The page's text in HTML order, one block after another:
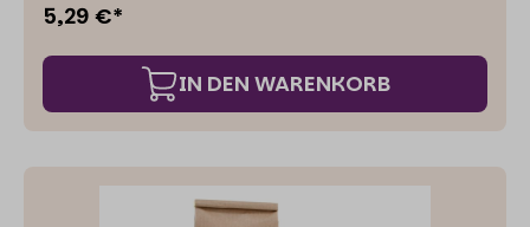
Mineralstofflieferant. Unter anderem enthält die
Kupfer, Mangan und Zink. Einzelfuttermittel für Hunde
5,29 €*
IN DEN WARENKORB